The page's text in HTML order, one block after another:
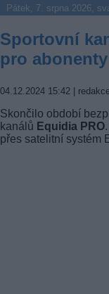
Pátek, 7. srpna 2026,
Sportovní
pro abonenty
04.12.2024 15:42 |
Skončilo období
kanálů Equidia PRO
přes satelitní systém